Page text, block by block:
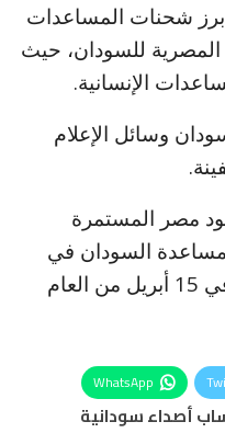
واحدة من أبرز شحنات المساعدات
المصرية للسودان، حيث
الإنسانية.
وسائل الإعلام
مصر المستمرة
السودان في
تجاوز أزمة الحرب التي بدأت في 15 أبريل من العام
WhatsApp
أصداء سودانية